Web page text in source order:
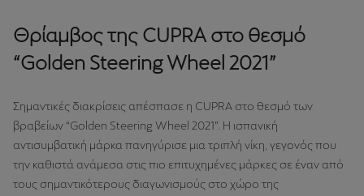
Θρίαμβος της CUPRA στο θεσμό
“Golden Steering Wheel 2021”
Σημαντικές διακρίσεις απέσπασε η CUPRA στο θεσμό των
βραβείων “Golden Steering Wheel 2021”. Η ισπανική
αντισυμβατική μάρκα πανηγύρισε μια τριπλή νίκη, γεγονός που
την καθιστά ανάμεσα στις πιο επιτυχημένες μάρκες σε έναν από
τους σημαντικότερους διαγωνισμούς στο χώρο της